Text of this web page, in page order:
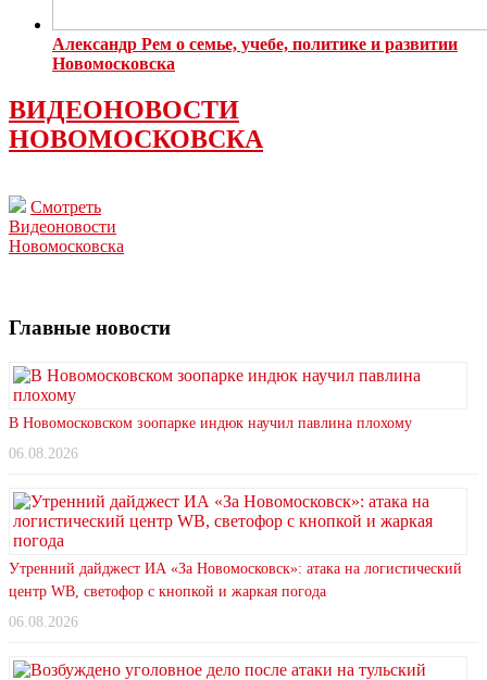
Александр Рем о семье, учебе, политике и развитии
Новомосковска
ВИДЕОНОВОСТИ
НОВОМОСКОВСКА
Смотреть
Видеоновости
Новомосковска
Главные новости
В Новомосковском зоопарке индюк научил павлина плохому
06.08.2026
Утренний дайджест ИА «За Новомосковск»: атака на логистический
центр WB, светофор с кнопкой и жаркая погода
06.08.2026